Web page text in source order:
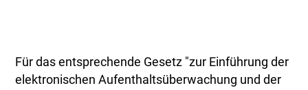
Für das entsprechende Gesetz "zur Einführung der
elektronischen Aufenthaltsüberwachung und der